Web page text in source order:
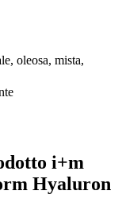
oleosa, mista,
i+m
Hyaluron